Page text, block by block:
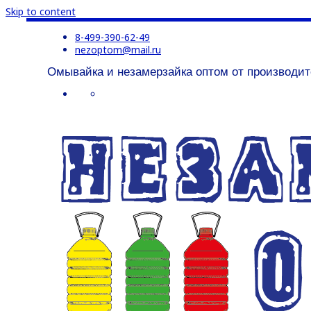
Skip to content
8-499-390-62-49
nezoptom@mail.ru
Омывайка и незамерзайка оптом от